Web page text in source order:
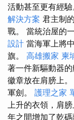
活動甚至更有經驗
解決方案 君主制
戰。 當統治屋的
設計 當海軍上將
旗。 高雄搬家 柬
著一件新驅動器的
徽章放在肩膀上。
軍劍。 護理之家
上升的衣領，肩
年之間增加了乾